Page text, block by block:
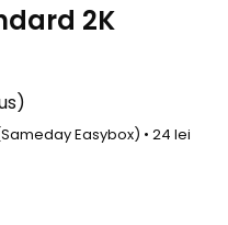
2K
Easybox) • 24 lei